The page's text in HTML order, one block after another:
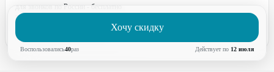
Хочу скидку
Воспользовались40раз Действует по 12 июля
для звонков по России - бесплатно
график работы:
ПН-ПТ с 08:00 до 17:00 (по МСК)